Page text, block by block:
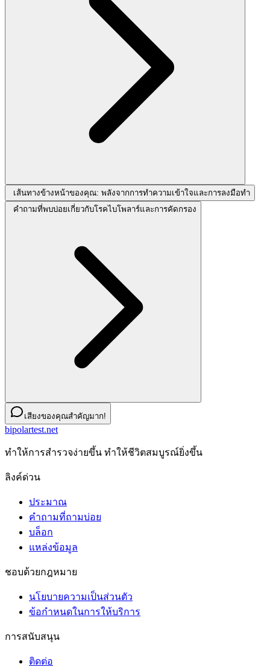
เส้นทางข้างหน้าของคุณ: พลังจากการทำความเข้าใจและการลงมือทำ
คำถามที่พบบ่อยเกี่ยวกับโรคไบโพลาร์และการคัดกรอง
เสียงของคุณสำคัญมาก!
bipolartest.net
ทําให้การสํารวจง่ายขึ้น ทําให้ชีวิตสมบูรณ์ยิ่งขึ้น
ลิงค์ด่วน
ประมาณ
คำถามที่ถามบ่อย
บล็อก
แหล่งข้อมูล
ชอบด้วยกฎหมาย
นโยบายความเป็นส่วนตัว
ข้อกําหนดในการให้บริการ
การสนับสนุน
ติดต่อ